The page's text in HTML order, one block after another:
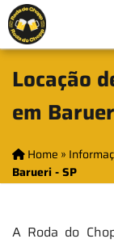
Locação
em
Home »
Barueri - SP
A Roda do